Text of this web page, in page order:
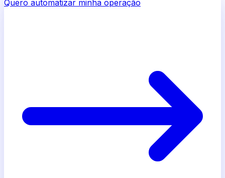
Quero automatizar minha operação